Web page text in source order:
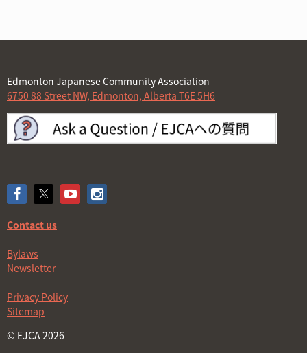
Edmonton Japanese Community Association
6750 88 Street NW, Edmonton, Alberta T6E 5H6
Contact us
Bylaws
Newsletter
Privacy Policy
Sitemap
© EJCA 2026